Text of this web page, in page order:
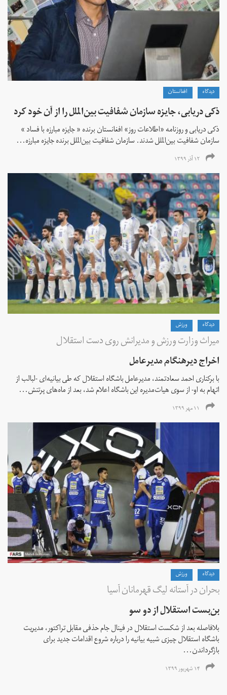
دیدگاه افغانستان
ذکی دریابی، جایزه سازمان شفافیت بین‌الملل را از آن خود کرد
ذکی دریابی و روزنامه «اطلاعات‌ روز» افغانستان برنده « جایزه مبارزه با فساد »
سازمان شفافیت بین‌الملل شدند. سازمان شفافیت بین‌الملل برنده جایزه مبارزه...
۱۲ آذر ۱۳۹۹
دیدگاه ورزش
میراث وزارت ورزش و مدیرانش روی دست استقلال
اخراج دیرهنگام مدیرعامل
با برکناری احمد سعادتمند، مدیرعامل باشگاه استقلال که طی بیانیه‌ای -لبالب از
اتهام به او- از سوی هیات‌مدیره این باشگاه اعلام شد، بعد از ماه‌های پرتنش...
۱۱ مهر ۱۳۹۹
دیدگاه ورزش
بحران در آستانه لیگ قهرمانان آسیا
بن‌بست استقلال از دو سو
بلافاصله بعد از شکست استقلال در فینال جام حذفی مقابل تراکتور، مدیریت
باشگاه استقلال چیزی شبیه بیانیه را درباره شروع اقدامات جدید برای
بازگرداندن...
۱۴ شهریور ۱۳۹۹